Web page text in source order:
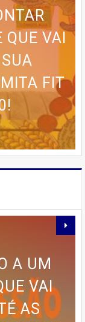
DE
EM
DO
DE
DE
E
VAI
FIT
PAIXÃO
COM O
A UM
VAI
AS